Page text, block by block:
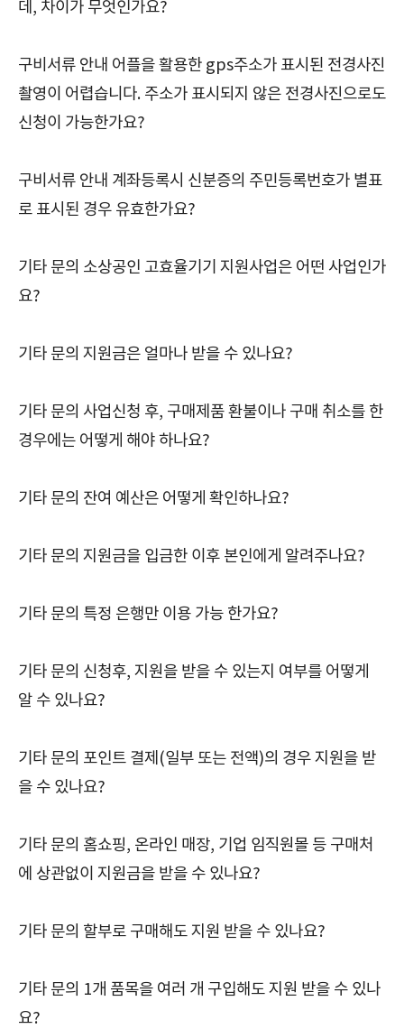
데, 차이가 무엇인가요?
구비서류 안내 어플을 활용한 gps주소가 표시된 전경사진
촬영이 어렵습니다. 주소가 표시되지 않은 전경사진으로도
신청이 가능한가요?
구비서류 안내 계좌등록시 신분증의 주민등록번호가 별표
로 표시된 경우 유효한가요?
기타 문의 소상공인 고효율기기 지원사업은 어떤 사업인가
요?
기타 문의 지원금은 얼마나 받을 수 있나요?
기타 문의 사업신청 후, 구매제품 환불이나 구매 취소를 한
경우에는 어떻게 해야 하나요?
기타 문의 잔여 예산은 어떻게 확인하나요?
기타 문의 지원금을 입금한 이후 본인에게 알려주나요?
기타 문의 특정 은행만 이용 가능 한가요?
기타 문의 신청후, 지원을 받을 수 있는지 여부를 어떻게
알 수 있나요?
기타 문의 포인트 결제(일부 또는 전액)의 경우 지원을 받
을 수 있나요?
기타 문의 홈쇼핑, 온라인 매장, 기업 임직원몰 등 구매처
에 상관없이 지원금을 받을 수 있나요?
기타 문의 할부로 구매해도 지원 받을 수 있나요?
기타 문의 1개 품목을 여러 개 구입해도 지원 받을 수 있나
요?